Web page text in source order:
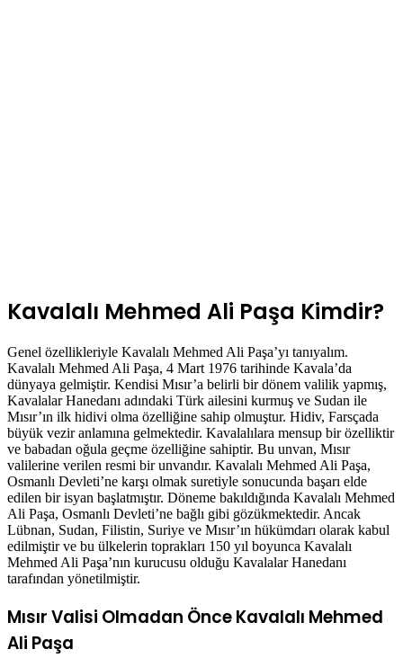
Kavalalı Mehmed Ali Paşa Kimdir?
Genel özellikleriyle Kavalalı Mehmed Ali Paşa’yı tanıyalım.
Kavalalı Mehmed Ali Paşa, 4 Mart 1976 tarihinde Kavala’da
dünyaya gelmiştir. Kendisi Mısır’a belirli bir dönem valilik yapmış,
Kavalalar Hanedanı adındaki Türk ailesini kurmuş ve Sudan ile
Mısır’ın ilk hidivi olma özelliğine sahip olmuştur. Hidiv, Farsçada
büyük vezir anlamına gelmektedir. Kavalalılara mensup bir özelliktir
ve babadan oğula geçme özelliğine sahiptir. Bu unvan, Mısır
valilerine verilen resmi bir unvandır. Kavalalı Mehmed Ali Paşa,
Osmanlı Devleti’ne karşı olmak suretiyle sonucunda başarı elde
edilen bir isyan başlatmıştır. Döneme bakıldığında Kavalalı Mehmed
Ali Paşa, Osmanlı Devleti’ne bağlı gibi gözükmektedir. Ancak
Lübnan, Sudan, Filistin, Suriye ve Mısır’ın hükümdarı olarak kabul
edilmiştir ve bu ülkelerin toprakları 150 yıl boyunca Kavalalı
Mehmed Ali Paşa’nın kurucusu olduğu Kavalalar Hanedanı
tarafından yönetilmiştir.
Mısır Valisi Olmadan Önce Kavalalı Mehmed
Ali Paşa